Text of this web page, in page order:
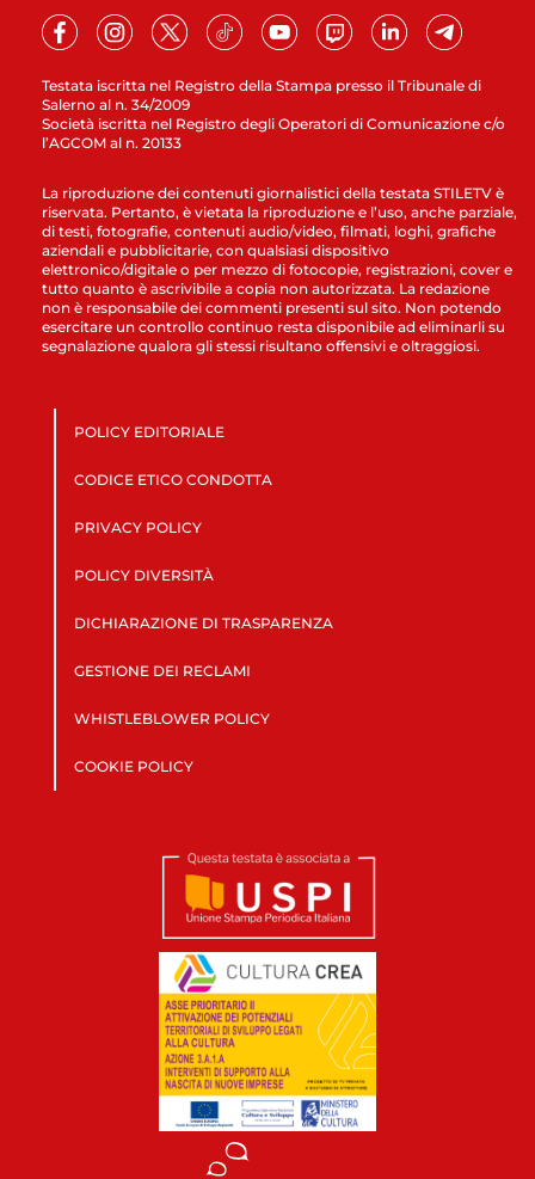
Testata iscritta nel Registro della Stampa presso il Tribunale di
Salerno al n. 34/2009
Società iscritta nel Registro degli Operatori di Comunicazione c/o
l’AGCOM al n. 20133
La riproduzione dei contenuti giornalistici della testata STILETV è
riservata. Pertanto, è vietata la riproduzione e l’uso, anche parziale,
di testi, fotografie, contenuti audio/video, filmati, loghi, grafiche
aziendali e pubblicitarie, con qualsiasi dispositivo
elettronico/digitale o per mezzo di fotocopie, registrazioni, cover e
tutto quanto è ascrivibile a copia non autorizzata. La redazione
non è responsabile dei commenti presenti sul sito. Non potendo
esercitare un controllo continuo resta disponibile ad eliminarli su
segnalazione qualora gli stessi risultano offensivi e oltraggiosi.
POLICY EDITORIALE
CODICE ETICO CONDOTTA
PRIVACY POLICY
POLICY DIVERSITÀ
DICHIARAZIONE DI TRASPARENZA
GESTIONE DEI RECLAMI
WHISTLEBLOWER POLICY
COOKIE POLICY